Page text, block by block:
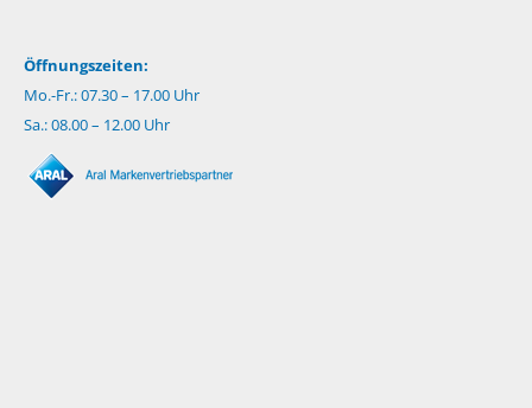
Öffnungszeiten:
Mo.-Fr.: 07.30 – 17.00 Uhr
Sa.: 08.00 – 12.00 Uhr